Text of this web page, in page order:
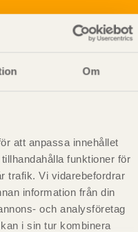
Om
att anpassa innehållet
funktioner för
trafik. Vi vidarebefordrar
information från din
och analysföretag
i sin tur kombinera